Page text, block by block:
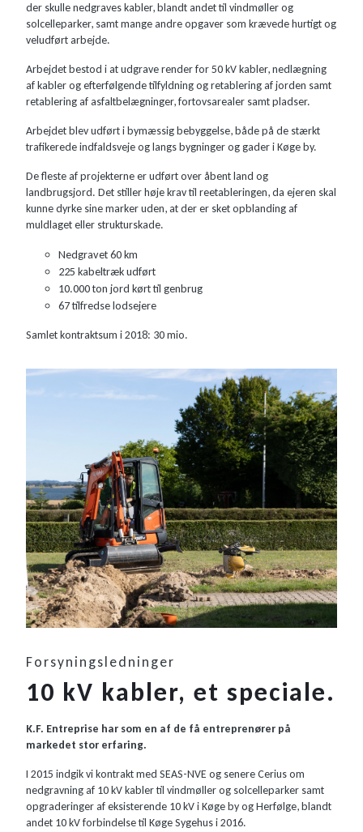
der skulle nedgraves kabler, blandt andet til vindmøller og
solcelleparker, samt mange andre opgaver som krævede hurtigt og
veludført arbejde.
Arbejdet bestod i at udgrave render for 50 kV kabler, nedlægning
af kabler og efterfølgende tilfyldning og retablering af jorden samt
retablering af asfaltbelægninger, fortovsarealer samt pladser.
Arbejdet blev udført i bymæssig bebyggelse, både på de stærkt
trafikerede indfaldsveje og langs bygninger og gader i Køge by.
De fleste af projekterne er udført over åbent land og
landbrugsjord. Det stiller høje krav til reetableringen, da ejeren skal
kunne dyrke sine marker uden, at der er sket opblanding af
muldlaget eller strukturskade.
Nedgravet 60 km
225 kabeltræk udført
10.000 ton jord kørt til genbrug
67 tilfredse lodsejere
Samlet kontraktsum i 2018: 30 mio.
Forsyningsledninger
10 kV kabler, et speciale.
K.F. Entreprise har som en af de få entreprenører på
markedet stor erfaring.
I 2015 indgik vi kontrakt med SEAS-NVE og senere Cerius om
nedgravning af 10 kV kabler til vindmøller og solcelleparker samt
opgraderinger af eksisterende 10 kV i Køge by og Herfølge, blandt
andet 10 kV forbindelse til Køge Sygehus i 2016.